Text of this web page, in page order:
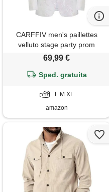
CARFFIV men's paillettes
velluto stage party prom
wedding dinner symmetry suit
69,99 €
Sped. gratuita
L M XL
amazon